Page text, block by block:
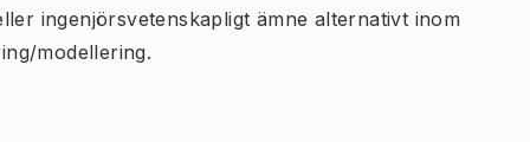
ingenjörsvetenskapligt ämne alternativt inom
modellering.